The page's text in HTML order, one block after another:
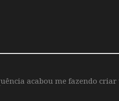
acabou me fazendo